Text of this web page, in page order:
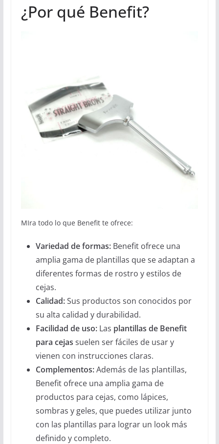
¿Por qué Benefit?
MIra todo lo que Benefit te ofrece:
Variedad de formas:Benefit ofrece una
amplia gama de plantillas que se adaptan a
diferentes formas de rostro y estilos de
cejas.
Calidad:Sus productos son conocidos por
su alta calidad y durabilidad.
Facilidad de uso:Las plantillas de Benefit
para cejas suelen ser fáciles de usar y
vienen con instrucciones claras.
Complementos:Además de las plantillas,
Benefit ofrece una amplia gama de
productos para cejas, como lápices,
sombras y geles, que puedes utilizar junto
con las plantillas para lograr un look más
definido y completo.